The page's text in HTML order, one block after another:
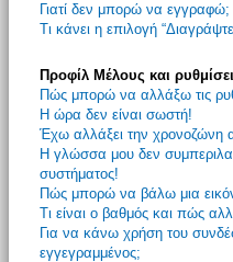
Γιατί δεν μπορώ να εγγραφώ;
Τι κάνει η επιλογή
Προφίλ Μέλους και
Πώς μπορώ να αλλάξω τις
Η ώρα δεν είναι σωστή!
Έχω αλλάξει την χρονοζώνη
Η γλώσσα μου δεν
συστήματος!
Πώς μπορώ να βάλω μια
Τι είναι ο βαθμός και πώς
Για να κάνω χρήση του
εγγεγραμμένος;